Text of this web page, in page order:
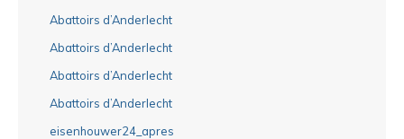
Abattoirs d’Anderlecht
Abattoirs d’Anderlecht
Abattoirs d’Anderlecht
Abattoirs d’Anderlecht
eisenhouwer24_apres